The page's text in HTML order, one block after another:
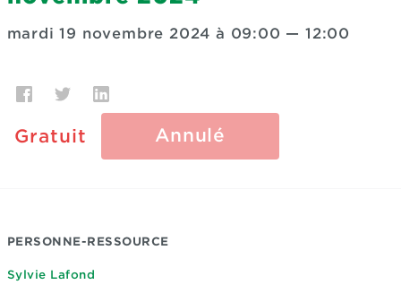
mardi 19 novembre 2024 à 09:00 — 12:00
Gratuit Annulé
PERSONNE-RESSOURCE
Sylvie Lafond